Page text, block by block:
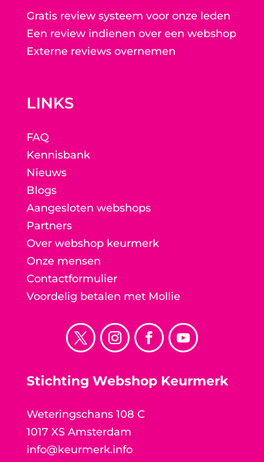
Gratis review systeem voor onze leden
Een review indienen over een webshop
Externe reviews overnemen
LINKS
FAQ
Kennisbank
Nieuws
Blogs
Aangesloten webshops
Partners
Over webshop keurmerk
Onze mensen
Contactformulier
Voordelig betalen met Mollie
Stichting Webshop Keurmerk
Weteringschans 108 C
1017 XS Amsterdam
info@keurmerk.info